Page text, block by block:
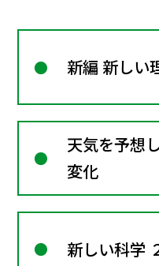
新編 新し
天気を予想
変化
新しい科学